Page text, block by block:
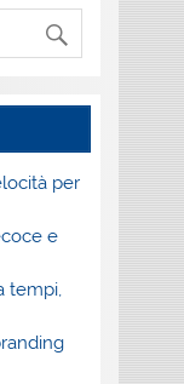
per
e
tempi,